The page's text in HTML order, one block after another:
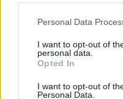
Please note that this
not limited to your visit or
grant or deny consent to
use your data for below
consent section.
Personal Data
I want to opt-out of
personal data.
Opted In
I want to opt-out of
Personal Data.